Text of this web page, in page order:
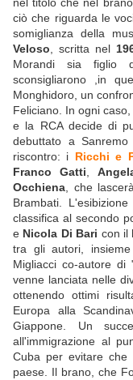
ciò che riguarda le
somiglianza della
Veloso , scritta nel
Morandi sia figlio
sconsigliarono ,in
Monghidoro, un
Feliciano. In ogni
e la RCA decide di
debuttato a
riscontro: i Ricchi e
Franco Gatti
Occhiena , che
Brambati.
classifica al secondo
e Nicola Di Bari con il
tra gli autori,
Migliacci co-autore di
venne lanciata nelle
ottenendo ottimi
Europa alla
Giappone. Un
all'immigrazione al
Cuba per evitare che
paese. Il brano, che